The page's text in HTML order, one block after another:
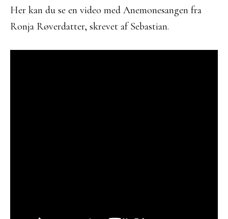
Her kan du se en video med Anemonesangen fra
Ronja Røverdatter, skrevet af Sebastian.